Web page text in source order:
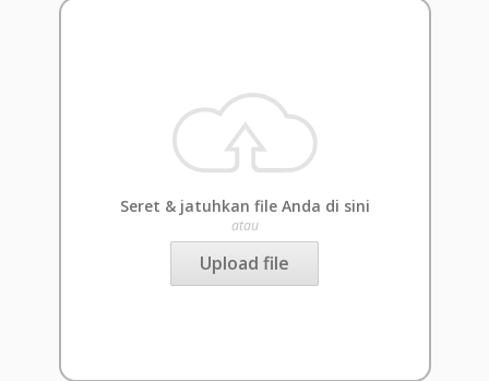
Seret & jatuhkan file Anda di sini
atau
Upload file